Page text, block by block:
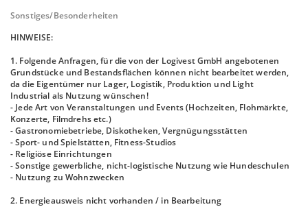
Sonstiges/Besonderheiten
HINWEISE:
1. Folgende Anfragen, für die von der Logivest GmbH angebotenen
Grundstücke und Bestandsflächen können nicht bearbeitet werden,
da die Eigentümer nur Lager, Logistik, Produktion und Light
Industrial als Nutzung wünschen!
- Jede Art von Veranstaltungen und Events (Hochzeiten, Flohmärkte,
Konzerte, Filmdrehs etc.)
- Gastronomiebetriebe, Diskotheken, Vergnügungsstätten
- Sport- und Spielstätten, Fitness-Studios
- Religiöse Einrichtungen
- Sonstige gewerbliche, nicht-logistische Nutzung wie Hundeschulen
- Nutzung zu Wohnzwecken
2. Energieausweis nicht vorhanden / in Bearbeitung